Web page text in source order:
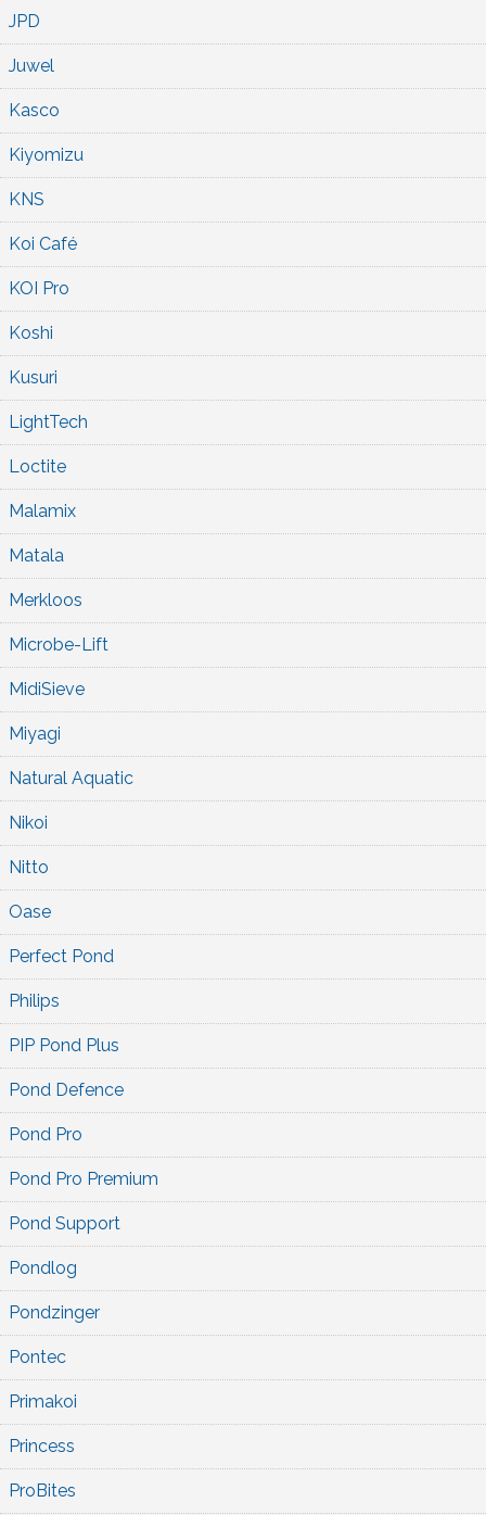
JPD
Juwel
Kasco
Kiyomizu
KNS
Koi Café
KOI Pro
Koshi
Kusuri
LightTech
Loctite
Malamix
Matala
Merkloos
Microbe-Lift
MidiSieve
Miyagi
Natural Aquatic
Nikoi
Nitto
Oase
Perfect Pond
Philips
PIP Pond Plus
Pond Defence
Pond Pro
Pond Pro Premium
Pond Support
Pondlog
Pondzinger
Pontec
Primakoi
Princess
ProBites